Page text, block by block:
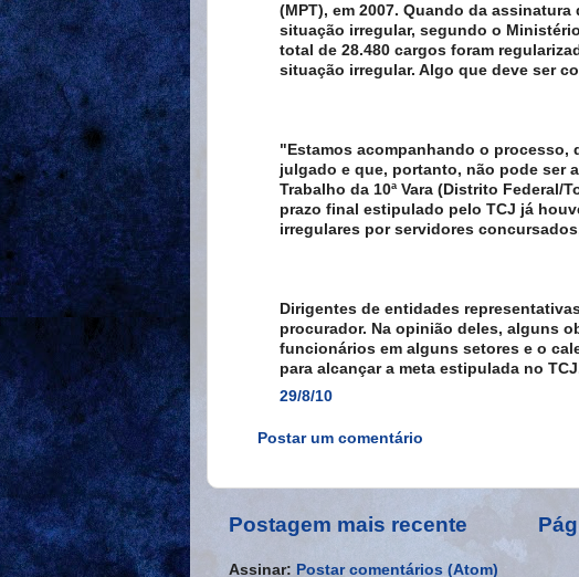
(MPT), em 2007. Quando da
situação irregular, segundo o
total de 28.480 cargos foram
situação irregular. Algo que deve ser
"Estamos acompanhando o processo,
julgado e que, portanto, não pode ser
Trabalho da 10ª Vara (Distrito Federal/
prazo final estipulado pelo TCJ já
irregulares por servidores
Dirigentes de entidades
procurador. Na opinião deles, alguns
funcionários em alguns setores e o
para alcançar a meta estipulada no
29/8/10
Postar um comentário
Postagem mais recente
Assinar: Postar comentários (Atom)